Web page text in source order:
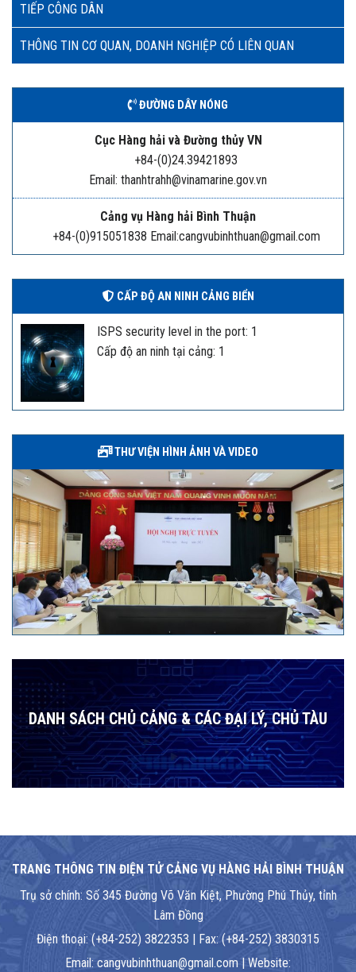
TIẾP CÔNG DÂN
THÔNG TIN CƠ QUAN, DOANH NGHIỆP CÓ LIÊN QUAN
ĐƯỜNG DÂY NÓNG
Cục Hàng hải và Đường thủy VN
+84-(0)24.39421893
Email: thanhtrahh@vinamarine.gov.vn
Cảng vụ Hàng hải Bình Thuận
+84-(0)915051838 Email:cangvubinhthuan@gmail.com
CẤP ĐỘ AN NINH CẢNG BIỂN
ISPS security level in the port: 1
Cấp độ an ninh tại cảng: 1
THƯ VIỆN HÌNH ẢNH VÀ VIDEO
DANH SÁCH CHỦ CẢNG & CÁC ĐẠI LÝ, CHỦ TÀU
TRANG THÔNG TIN ĐIỆN TỬ CẢNG VỤ HÀNG HẢI BÌNH THUẬN
Trụ sở chính: Số 345 Đường Võ Văn Kiệt, Phường Phú Thủy, tỉnh
Lâm Đồng
Điện thoại: (+84-252) 3822353 | Fax: (+84-252) 3830315
Email: cangvubinhthuan@gmail.com | Website: